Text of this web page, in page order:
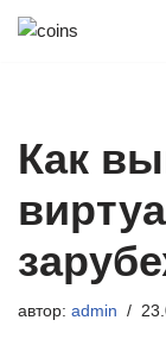
Как
автор: admin